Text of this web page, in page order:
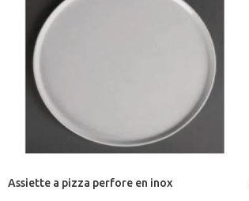
Assiette a pizza perfore en inox